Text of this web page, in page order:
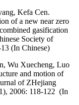
Kefa Cen.
of a new near zero
gasification
Society of
(In Chinese)
Wu Xuecheng, Luo
and motion of
of ZHejiang
2006: 118-122 (In